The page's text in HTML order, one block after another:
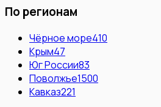
По регионам
Чёрное море410
Крым47
Юг России83
Поволжье1500
Кавказ221